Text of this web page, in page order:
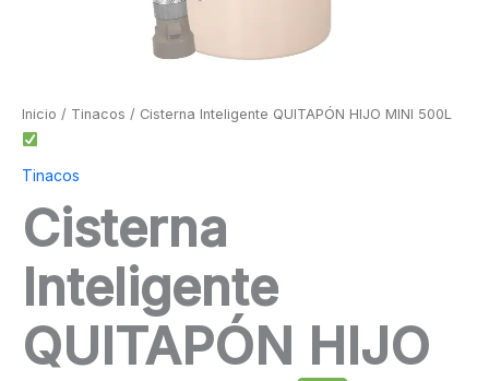
Inicio / Tinacos / Cisterna Inteligente QUITAPÓN HIJO MINI 500L
Tinacos
Cisterna
Inteligente
QUITAPÓN HIJO